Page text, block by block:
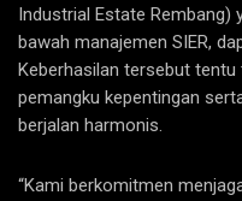
Industrial Estate Rembang)
bawah manajemen SIER,
Keberhasilan tersebut
pemangku kepentingan
berjalan harmonis.
“Kami berkomitmen